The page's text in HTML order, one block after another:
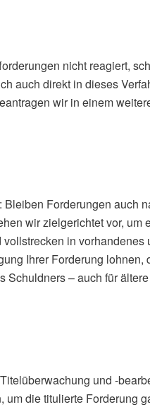
nicht reagiert,
auch direkt in dieses
wir in einem
Forderungen
wir zielgerichtet vor,
in
Ihrer Forderung
Schuldners – auch für
und -
die titulierte Forderung